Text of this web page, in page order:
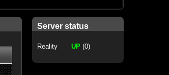
Server status
Reality UP(0)